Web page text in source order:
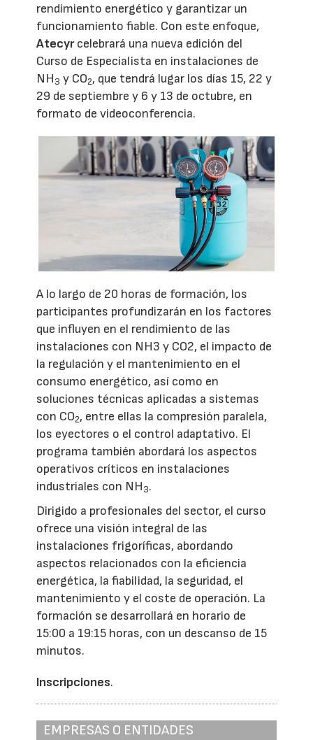
rendimiento energético y garantizar un
funcionamiento fiable. Con este enfoque,
Atecyrcelebrará una nueva edición del
Curso de Especialista en instalaciones de
NH3 y CO2, que tendrá lugar los días 15, 22 y
29 de septiembre y 6 y 13 de octubre, en
formato de videoconferencia.
A lo largo de 20 horas de formación, los
participantes profundizarán en los factores
que influyen en el rendimiento de las
instalaciones con NH3 y CO2, el impacto de
la regulación y el mantenimiento en el
consumo energético, así como en
soluciones técnicas aplicadas a sistemas
con CO2, entre ellas la compresión paralela,
los eyectores o el control adaptativo. El
programa también abordará los aspectos
operativos críticos en instalaciones
industriales con NH3.
Dirigido a profesionales del sector, el curso
ofrece una visión integral de las
instalaciones frigoríficas, abordando
aspectos relacionados con la eficiencia
energética, la fiabilidad, la seguridad, el
mantenimiento y el coste de operación. La
formación se desarrollará en horario de
15:00 a 19:15 horas, con un descanso de 15
minutos.
Inscripciones.
EMPRESAS O ENTIDADES